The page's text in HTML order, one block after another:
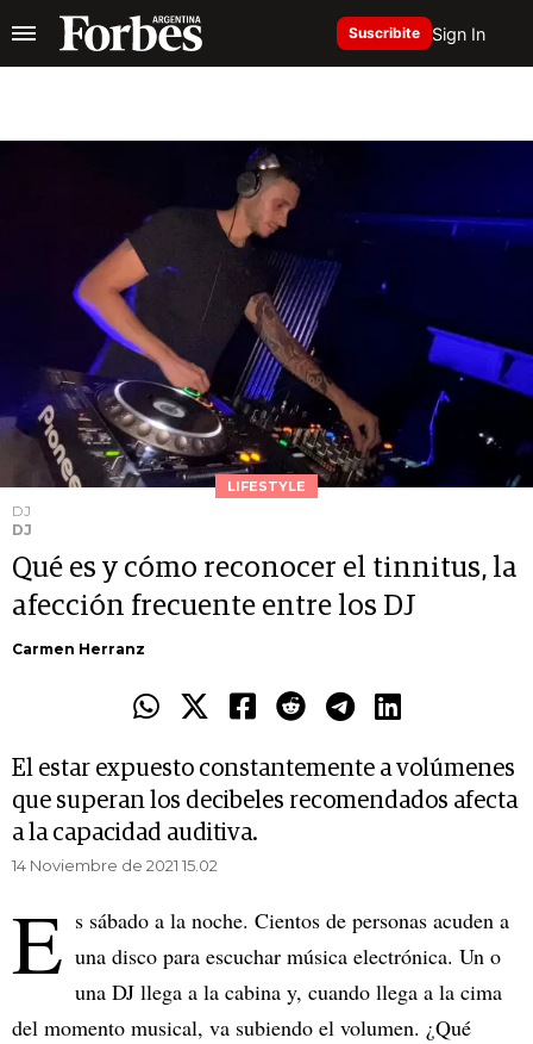
Suscribite Sign In
LIFESTYLE
DJ
DJ
Qué es y cómo reconocer el tinnitus, la
afección frecuente entre los DJ
Carmen Herranz
El estar expuesto constantemente a volúmenes
que superan los decibeles recomendados afecta
a la capacidad auditiva.
14 Noviembre de 2021 15.02
E s sábado a la noche. Cientos de personas acuden a
una disco para escuchar música electrónica. Un o
una DJ llega a la cabina y, cuando llega a la cima
del momento musical, va subiendo el volumen. ¿Qué